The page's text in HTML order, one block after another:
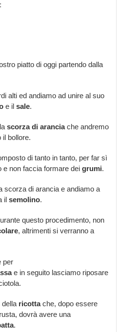
piatto di oggi partendo dalla
alti ed andiamo ad unire al suo
e ilsale.
scorza di aranciache andremo
il bollore.
di tanto in tanto, per far sì
e non faccia formare deigrumi.
scorza di arancia e andiamo a
ilsemolino.
questo procedimento, non
, altrimenti si verranno a
per
e in seguito lasciamo riposare
ricottache, dopo essere
dovrà avere una
.